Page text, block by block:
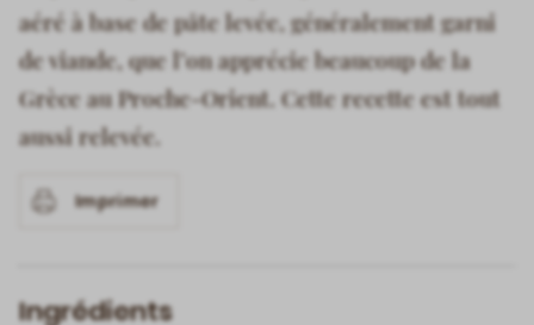
aéré à base de pâte levée, généralement garni
de viande, que l’on apprécie beaucoup de la
Grèce au Proche-Orient. Cette recette est tout
aussi relevée.
Imprimer
Ingrédients